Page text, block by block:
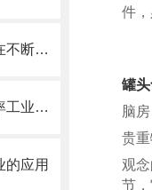
大功率工业除湿机的市场需求在不断地增加
电气行业为什么需要配备大功率工业除湿机？
的应用
件
罐
脑
贵
观念
节